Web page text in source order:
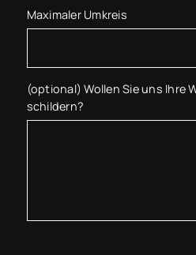
Maximaler Umkreis
(optional) Wollen Sie uns Ihre
schildern?